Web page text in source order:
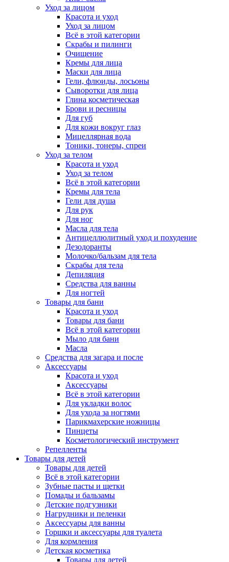
Уход за лицом
Красота и уход
Уход за лицом
Всё в этой категории
Скрабы и пилинги
Очищение
Кремы для лица
Маски для лица
Гели, флюиды, лосьоны
Сыворотки для лица
Глина косметическая
Брови и ресницы
Для губ
Для кожи вокруг глаз
Мицеллярная вода
Тоники, тонеры, спреи
Уход за телом
Красота и уход
Уход за телом
Всё в этой категории
Кремы для тела
Гели для душа
Для рук
Для ног
Масла для тела
Антицеллюлитный уход и похудение
Дезодоранты
Молочко/бальзам для тела
Скрабы для тела
Депиляция
Средства для ванны
Для ногтей
Товары для бани
Красота и уход
Товары для бани
Всё в этой категории
Мыло для бани
Масла
Средства для загара и после
Аксессуары
Красота и уход
Аксессуары
Всё в этой категории
Для укладки волос
Для ухода за ногтями
Парикмахерские ножницы
Пинцеты
Косметологический инструмент
Репелленты
Товары для детей
Товары для детей
Всё в этой категории
Зубные пасты и щетки
Помады и бальзамы
Детские подгузники
Нагрудники и пеленки
Аксессуары для ванны
Горшки и аксессуары для туалета
Для кормления
Детская косметика
Товары для детей